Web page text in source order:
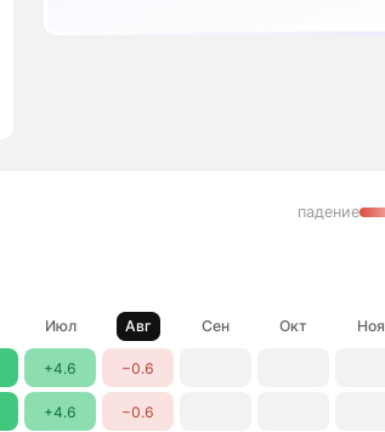
падение
Июл Авг Сен Окт Ноя
+4.6 −0.6
+4.6 −0.6